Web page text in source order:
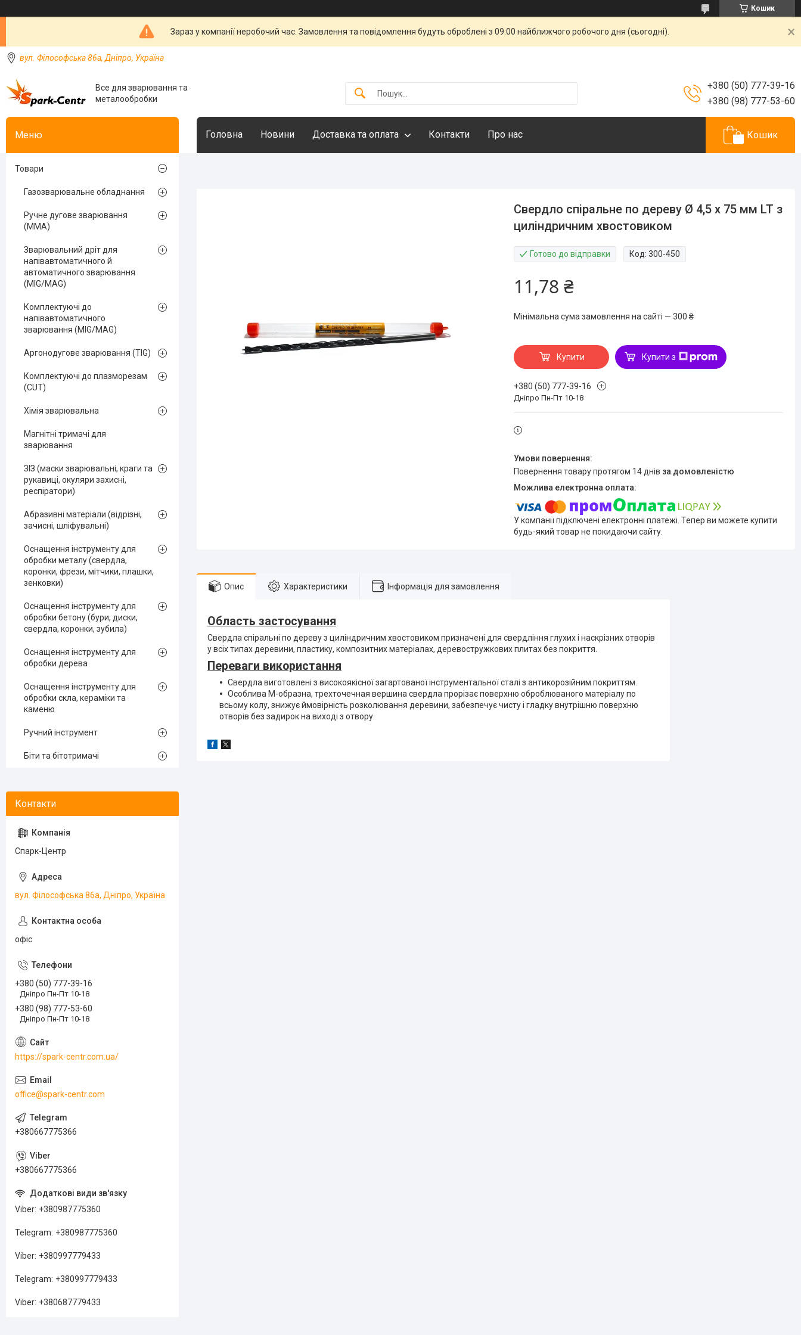
Кошик
Зараз у компанії неробочий час. Замовлення та повідомлення будуть оброблені з 09:00 найближчого робочого дня (сьогодні).
вул. Філософська 86а, Дніпро, Україна
Все для зварювання та
металообробки
+380 (50) 777-39-16
+380 (98) 777-53-60
Головна Новини Доставка та оплата Контакти Про нас Кошик
Cвердло спіральне по дереву Ø 4,5 х 75 мм LT з
циліндричним хвостовиком
Готово до відправки Код:300-450
11,78 ₴
Мінімальна сума замовлення на сайті — 300 ₴
Купити Купити з
+380 (50) 777-39-16
Дніпро Пн-Пт 10-18
повернення товару протягом 14 днів за домовленістю
У компанії підключені електронні платежі. Тепер ви можете купити
будь-який товар не покидаючи сайту.
Опис Характеристики Інформація для замовлення
Область застосування
Cвердла спіральні по дереву з циліндричним хвостовиком призначені для свердління глухих і наскрізних отворів
у всіх типах деревини, пластику, композитних матеріалах, деревостружкових плитах без покриття.
Переваги використання
Свердла виготовлені з високоякісної загартованої інструментальної сталі з антикорозійним покриттям.
Особлива М-образна, трехточечная вершина свердла прорізає поверхню оброблюваного матеріалу по
всьому колу, знижує ймовірність розколювання деревини, забезпечує чисту і гладку внутрішню поверхню
отворів без задирок на виході з отвору.
Товари
Газозварювальне обладнання
Ручне дугове зварювання
(MMA)
Зварювальний дріт для
напівавтоматичного й
автоматичного зварювання
(MIG/MAG)
Комплектуючі до
напівавтоматичного
зварювання (MIG/MAG)
Аргонодугове зварювання (TIG)
Комплектуючі до плазморезам
(CUT)
Хімія зварювальна
Магнітні тримачі для
зварювання
ЗІЗ (маски зварювальні, краги та
рукавиці, окуляри захисні,
респіратори)
Абразивні матеріали (відрізні,
зачисні, шліфувальні)
Оснащення інструменту для
обробки металу (свердла,
коронки, фрези, мітчики, плашки,
зенковки)
Оснащення інструменту для
обробки бетону (бури, диски,
свердла, коронки, зубила)
Оснащення інструменту для
обробки дерева
Оснащення інструменту для
обробки скла, кераміки та
каменю
Ручний інструмент
Біти та бітотримачі
Спарк-Центр
вул. Філософська 86а, Дніпро, Україна
офіс
+380 (50) 777-39-16
Дніпро Пн-Пт 10-18
+380 (98) 777-53-60
Дніпро Пн-Пт 10-18
https://spark-centr.com.ua/
office@spark-centr.com
+380667775366
+380667775366
Viber +380987775360
Telegram +380987775360
Viber +380997779433
Telegram +380997779433
Viber +380687779433